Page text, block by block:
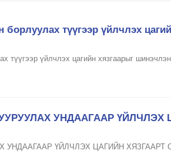
борлуулах түүгээр үйлчлэх
түүгээр үйлчлэх цагийн хязгаарыг шинэчлэн
УНДААГААР ҮЙЛЧЛЭХ
ҮЙЛЧЛЭХ ЦАГИЙН ХЯЗГААРТ